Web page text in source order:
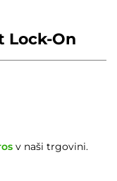
Lock-On
v naši trgovini.